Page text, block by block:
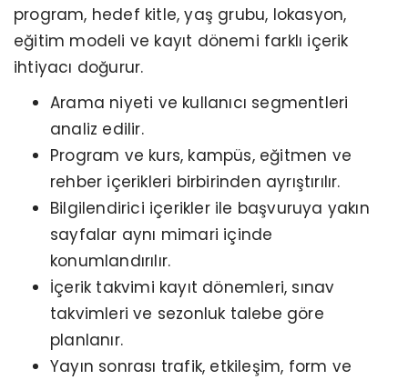
program, hedef kitle, yaş grubu, lokasyon,
eğitim modeli ve kayıt dönemi farklı içerik
ihtiyacı doğurur.
Arama niyeti ve kullanıcı segmentleri
analiz edilir.
Program ve kurs, kampüs, eğitmen ve
rehber içerikleri birbirinden ayrıştırılır.
Bilgilendirici içerikler ile başvuruya yakın
sayfalar aynı mimari içinde
konumlandırılır.
İçerik takvimi kayıt dönemleri, sınav
takvimleri ve sezonluk talebe göre
planlanır.
Yayın sonrası trafik, etkileşim, form ve